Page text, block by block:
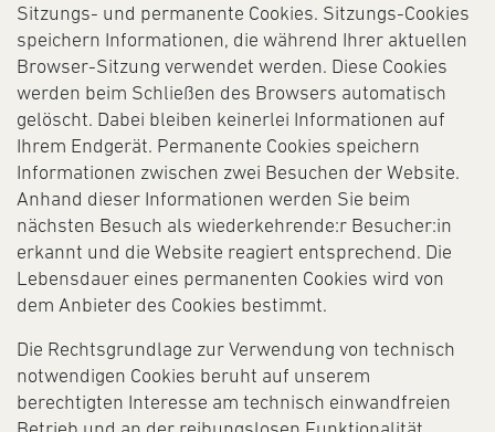
Sitzungs- und permanente Cookies. Sitzungs-Cookies
speichern Informationen, die während Ihrer aktuellen
Browser-Sitzung verwendet werden. Diese Cookies
werden beim Schließen des Browsers automatisch
gelöscht. Dabei bleiben keinerlei Informationen auf
Ihrem Endgerät. Permanente Cookies speichern
Informationen zwischen zwei Besuchen der Website.
Anhand dieser Informationen werden Sie beim
nächsten Besuch als wiederkehrende:r Besucher:in
erkannt und die Website reagiert entsprechend. Die
Lebensdauer eines permanenten Cookies wird von
dem Anbieter des Cookies bestimmt.
Die Rechtsgrundlage zur Verwendung von technisch
notwendigen Cookies beruht auf unserem
berechtigten Interesse am technisch einwandfreien